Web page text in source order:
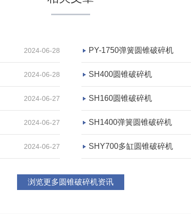
项目业主
-
咨询该项目执行经理
2024-06-28 PY-1750弹簧圆锥破碎机
2024-06-28 SH400圆锥破碎机
2024-06-27 SH160圆锥破碎机
2024-06-27 SH1400弹簧圆锥破碎机
2024-06-27 SHY700多缸圆锥破碎机
浏览更多圆锥破碎机资讯